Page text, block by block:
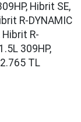
Hibrit SE,
R-DYNAMIC
R-
309HP,
TL